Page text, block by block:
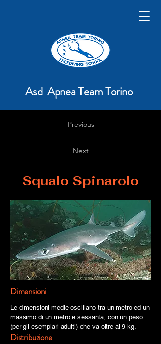
Asd Apnea Team Torino
Previous
Next
Squalo Spinarolo
Dimensioni
Le dimensioni medie oscillano tra un metro ed un
massimo di un metro e sessanta, con un peso
(per gli esemplari adulti) che va oltre ai 9 kg.
Distribuzione